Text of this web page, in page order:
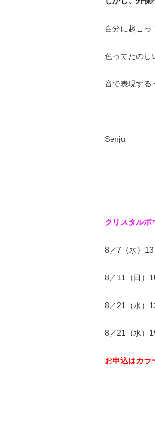
自分に起こっ
色ってたのし
音で表現する
Senju
クリスタルボ
8／7（水）
8／11（日）
8／21（水）
8／21（水）
お申込はカラ